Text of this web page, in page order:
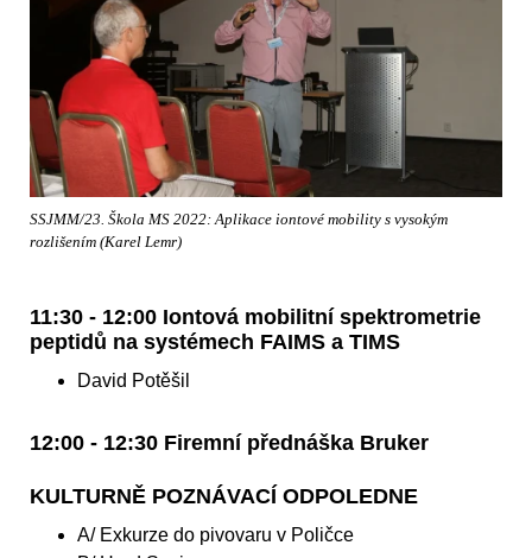
SSJMM/23. Škola MS 2022: Aplikace iontové mobility s vysokým
rozlišením (Karel Lemr)
11:30 - 12:00 Iontová mobilitní spektrometrie
peptidů na systémech FAIMS a TIMS
David Potěšil
12:00 - 12:30 Firemní přednáška Bruker
KULTURNĚ POZNÁVACÍ ODPOLEDNE
A/ Exkurze do pivovaru v Poličce